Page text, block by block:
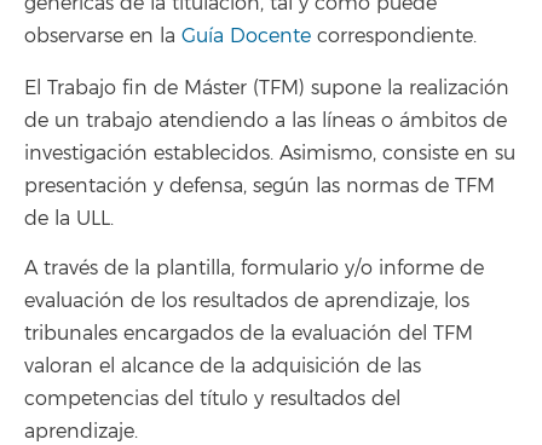
observarse en la Guía Docente correspondiente.
El Trabajo fin de Máster (TFM) supone la realización
de un trabajo atendiendo a las líneas o ámbitos de
investigación establecidos. Asimismo, consiste en su
presentación y defensa, según las normas de TFM
de la ULL.
A través de la plantilla, formulario y/o informe de
evaluación de los resultados de aprendizaje, los
tribunales encargados de la evaluación del TFM
valoran el alcance de la adquisición de las
competencias del título y resultados del
aprendizaje.